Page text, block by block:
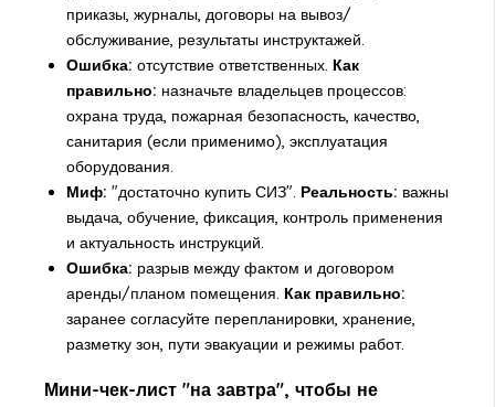
приказы, журналы, договоры на вывоз/
обслуживание, результаты инструктажей.
Ошибка: отсутствие ответственных. Как
правильно: назначьте владельцев процессов:
охрана труда, пожарная безопасность, качество,
санитария (если применимо), эксплуатация
оборудования.
Миф: "достаточно купить СИЗ". Реальность: важны
выдача, обучение, фиксация, контроль применения
и актуальность инструкций.
Ошибка: разрыв между фактом и договором
аренды/планом помещения. Как правильно:
заранее согласуйте перепланировки, хранение,
разметку зон, пути эвакуации и режимы работ.
Мини-чек-лист "на завтра", чтобы не